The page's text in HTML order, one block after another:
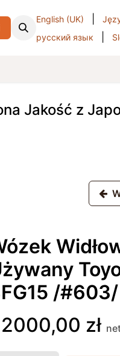
English (UK)
русский язык
Jakość z
/#603/
zł